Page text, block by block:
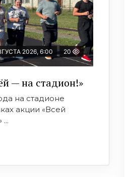
2026, 6:00 20
— на стадион!»
на стадионе
акции «Всей